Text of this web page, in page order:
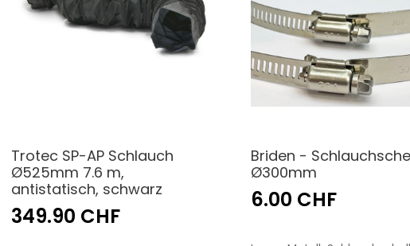
Trotec SP-AP Schlauch
Ø525mm 7.6 m,
antistatisch, schwarz
349.90 CHF
Briden -
Ø300mm
6.00 CHF